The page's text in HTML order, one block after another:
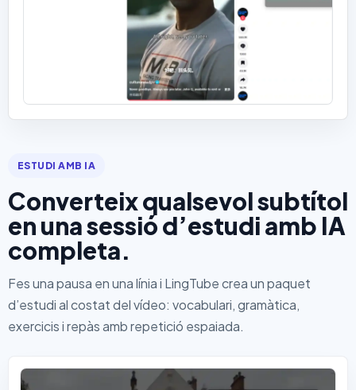
ESTUDI AMB IA
Converteix qualsevol subtítol
en una sessió d’estudi amb IA
completa.
Fes una pausa en una línia i LingTube crea un paquet
d’estudi al costat del vídeo: vocabulari, gramàtica,
exercicis i repàs amb repetició espaiada.